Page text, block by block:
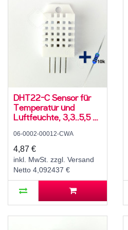
DHT22-C Sensor für
Temperatur und
Luftfeuchte, 3,3..5,5 V,
± 3 °C, mit 10K
Widerstand und
Anleitung
06-0002-00012-CWA
4,87 €
inkl. MwSt. zzgl. Versand
Netto 4,092437 €